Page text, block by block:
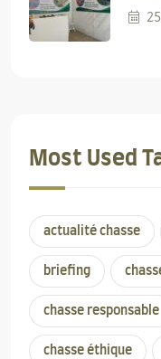
Most Used
actualité chasse
briefing
chasse responsable
chasse éthique